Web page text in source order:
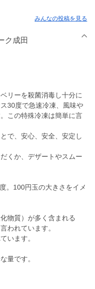
みんなの投稿を見る
ク成田
リーを殺菌消毒し十分に
30度で急速冷凍、風味や
この特殊冷凍は簡単に言
で、安心、安全、安定し
くか、デザートやスムー
。100円玉の大きさをイメ
物質）が多く含まれる
われています。
います。
量です。